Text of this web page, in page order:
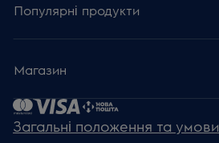
Популярні продукти
Магазин
Загальні положення та умови